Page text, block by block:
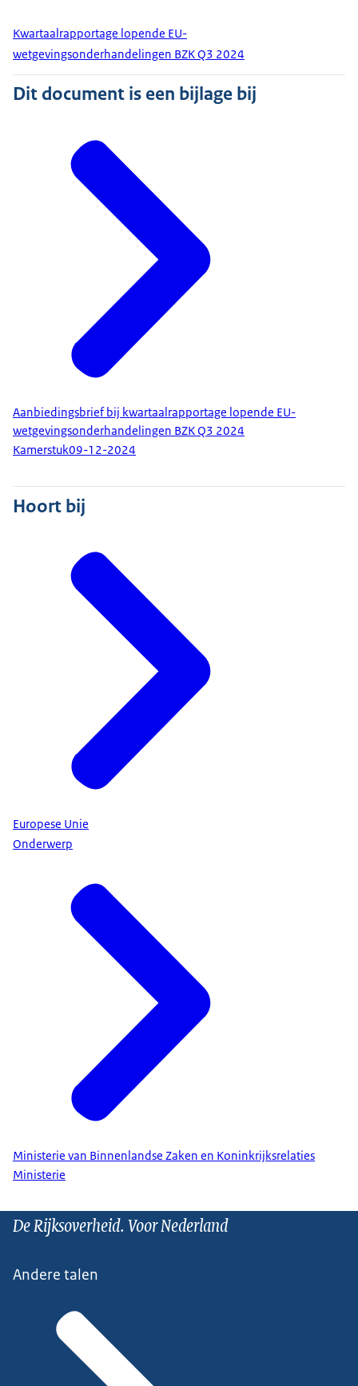
Kwartaalrapportage lopende EU-
wetgevingsonderhandelingen BZK Q3 2024
Dit document is een bijlage bij
Aanbiedingsbrief bij kwartaalrapportage lopende EU-
wetgevingsonderhandelingen BZK Q3 2024
Kamerstuk09-12-2024
Hoort bij
Europese Unie
Onderwerp
Ministerie van Binnenlandse Zaken en Koninkrijksrelaties
Ministerie
De Rijksoverheid. Voor Nederland
Andere talen